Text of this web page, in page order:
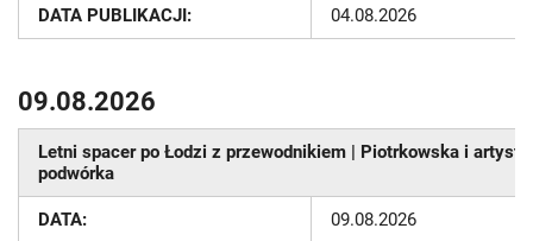
DATA PUBLIKACJI: 04.08.2026
09.08.2026
Letni spacer po Łodzi z przewodnikiem | Piotrkowska i
podwórka
DATA: 09.08.2026